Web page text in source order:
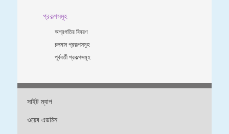
প্রকল্পসমূহ
অগ্রগতির বিবরণ
চলমান প্রকল্পসমূহ
পূর্ববর্তী প্রকল্পসমূহ
সাইট ম্যাপ
ওয়েব এডমিন